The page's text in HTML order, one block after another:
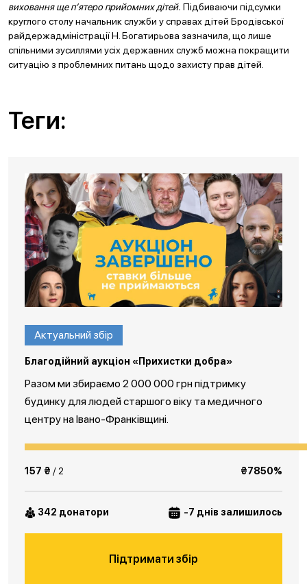
виховання ще п’ятеро прийомних дітей. Підбиваючи підсумки
круглого столу начальник служби у справах дітей Бродівської
райдержадміністрації Н. Богатирьова зазначила, що лише
спільними зусиллями усіх державних служб можна покращити
ситуацію з проблемних питань щодо захисту прав дітей.
Теги:
Актуальний збір
Благодійний аукціон «Прихистки добра»
Разом ми збираємо 2 000 000 грн підтримку
будинку для людей старшого віку та медичного
центру на Івано-Франківщині.
157 ₴ / 2 ₴7850%
342 донатори -7 днів залишилось
Підтримати збір